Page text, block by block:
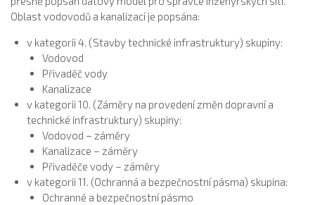
Oblast vodovodů a kanalizací je popsána:
v kategorii 4. (Stavby technické infrastruktury) skupiny:
Vodovod
Přivaděč vody
Kanalizace
v kategorii 10. (Záměry na provedení změn dopravní a
technické infrastruktury) skupiny:
Vodovod – záměry
Kanalizace – záměry
Přivaděče vody – záměry
v kategorii 11. (Ochranná a bezpečnostní pásma) skupina:
Ochranné a bezpečnostní pásmo